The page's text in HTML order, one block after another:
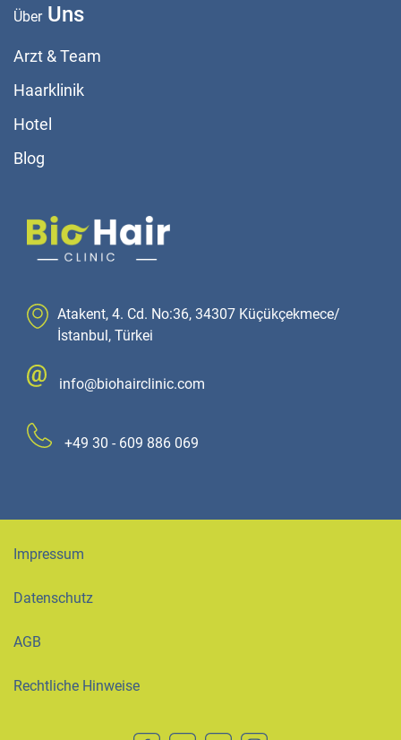
ÜberUns
Arzt & Team
Haarklinik
Hotel
Blog
Atakent, 4. Cd. No:36, 34307 Küçükçekmece/
İstanbul, Türkei
info@biohairclinic.com
+49 30 - 609 886 069
Impressum
Datenschutz
AGB
Rechtliche Hinweise